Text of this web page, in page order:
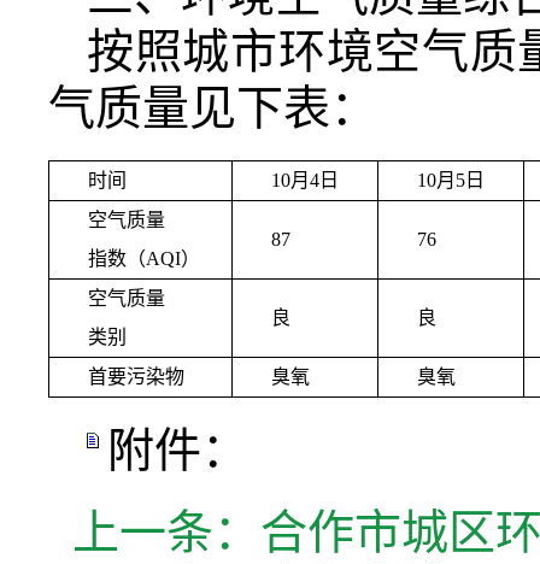
按照城市环境空气质
气质量见下表：
时间 10月4日
10月5日
空气质量
指数（AQI）
87 76
空气质量
类别
良 良
首要污染物 臭氧 臭氧
附件：
上一条： 合作市城区